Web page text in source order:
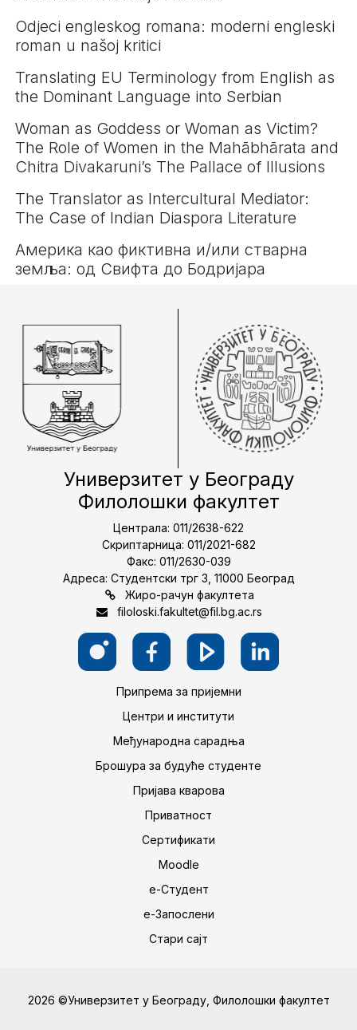
Odjeci engleskog romana: moderni engleski
roman u našoj kritici
Translating EU Terminology from English as
the Dominant Language into Serbian
Woman as Goddess or Woman as Victim?
The Role of Women in the Mahābhārata and
Chitra Divakaruni’s The Pallace of Illusions
The Translator as Intercultural Mediator:
The Case of Indian Diaspora Literature
Америка као фиктивна и/или стварна
земља: од Свифта до Бодријара
Универзитет у Београду
Филолошки факултет
Централа: 011/2638-622
Скриптарница: 011/2021-682
Факс: 011/2630-039
Адреса: Студентски трг 3, 11000 Београд
Жиро-рачун факултета
filoloski.fakultet@fil.bg.ac.rs
Припрема за пријемни
Центри и институти
Међународна сарадња
Брошура за будуће студенте
Пријава кварова
Приватност
Сертификати
Moodle
е-Студент
е-Запослени
Стари сајт
2026 ©Универзитет у Београду, Филолошки факултет